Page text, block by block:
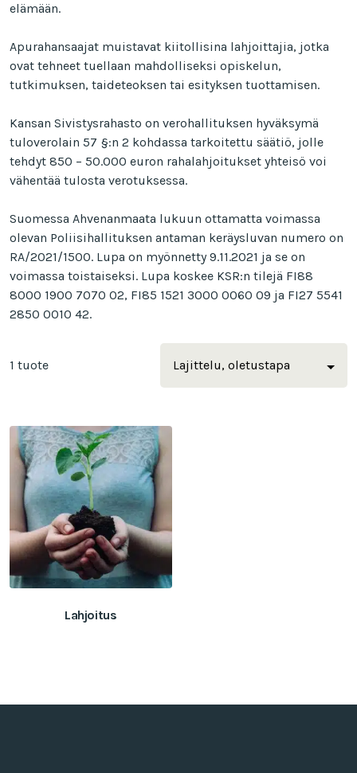
elämään.
Apurahansaajat muistavat kiitollisina lahjoittajia, jotka
ovat tehneet tuellaan mahdolliseksi opiskelun,
tutkimuksen, taideteoksen tai esityksen tuottamisen.
Kansan Sivistysrahasto on verohallituksen hyväksymä
tuloverolain 57 §:n 2 kohdassa tarkoitettu säätiö, jolle
tehdyt 850 – 50.000 euron rahalahjoitukset yhteisö voi
vähentää tulosta verotuksessa.
Suomessa Ahvenanmaata lukuun ottamatta voimassa
olevan Poliisihallituksen antaman keräysluvan numero on
RA/2021/1500. Lupa on myönnetty 9.11.2021 ja se on
voimassa toistaiseksi. Lupa koskee KSR:n tilejä FI88
8000 1900 7070 02, FI85 1521 3000 0060 09 ja FI27 5541
2850 0010 42.
1 tuote
Lahjoitus